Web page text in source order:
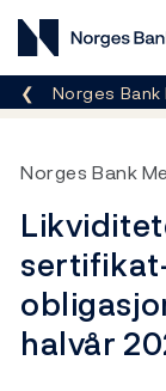
Norges
Her er du
Norges Bank
Norges Bank
halvår